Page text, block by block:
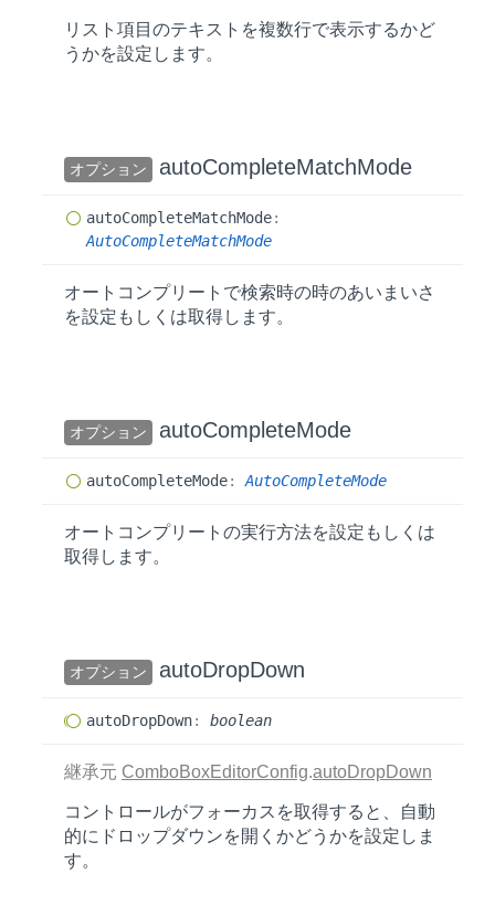
リスト項目のテキストを複数行で表示するかど
うかを設定します。
オプション autoCompleteMatchMode
autoCompleteMatchMode:
AutoCompleteMatchMode
オートコンプリートで検索時の時のあいまいさ
を設定もしくは取得します。
オプション autoCompleteMode
autoCompleteMode: AutoCompleteMode
オートコンプリートの実行方法を設定もしくは
取得します。
オプション autoDropDown
autoDropDown: boolean
継承元 ComboBoxEditorConfig.autoDropDown
コントロールがフォーカスを取得すると、自動
的にドロップダウンを開くかどうかを設定しま
す。